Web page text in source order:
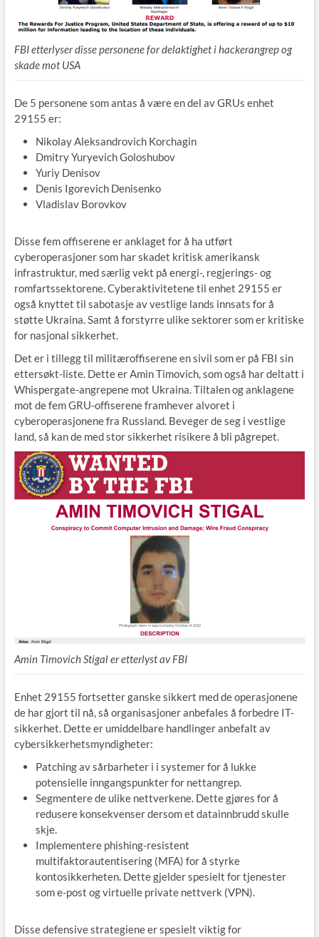
FBI etterlyser disse personene for delaktighet i hackerangrep og
skade mot USA
De 5 personene som antas å være en del av GRUs enhet
29155 er:
Nikolay Aleksandrovich Korchagin
Dmitry Yuryevich Goloshubov
Yuriy Denisov
Denis Igorevich Denisenko
Vladislav Borovkov
Disse fem offiserene er anklaget for å ha utført
cyberoperasjoner som har skadet kritisk amerikansk
infrastruktur, med særlig vekt på energi-, regjerings- og
romfartssektorene. Cyberaktivitetene til enhet 29155 er
også knyttet til sabotasje av vestlige lands innsats for å
støtte Ukraina. Samt å forstyrre ulike sektorer som er kritiske
for nasjonal sikkerhet.
Det er i tillegg til militæroffiserene en sivil som er på FBI sin
ettersøkt-liste. Dette er Amin Timovich, som også har deltatt i
Whispergate-angrepene mot Ukraina. Tiltalen og anklagene
mot de fem GRU-offiserene framhever alvoret i
cyberoperasjonene fra Russland. Beveger de seg i vestlige
land, så kan de med stor sikkerhet risikere å bli pågrepet.
Amin Timovich Stigal er etterlyst av FBI
Enhet 29155 fortsetter ganske sikkert med de operasjonene
de har gjort til nå, så organisasjoner anbefales å forbedre IT-
sikkerhet. Dette er umiddelbare handlinger anbefalt av
cybersikkerhetsmyndigheter:
Patching av sårbarheter i i systemer for å lukke
potensielle inngangspunkter for nettangrep.
Segmentere de ulike nettverkene. Dette gjøres for å
redusere konsekvenser dersom et datainnbrudd skulle
skje.
Implementere phishing-resistent
multifaktorautentisering (MFA) for å styrke
kontosikkerheten. Dette gjelder spesielt for tjenester
som e-post og virtuelle private nettverk (VPN).
Disse defensive strategiene er spesielt viktig for